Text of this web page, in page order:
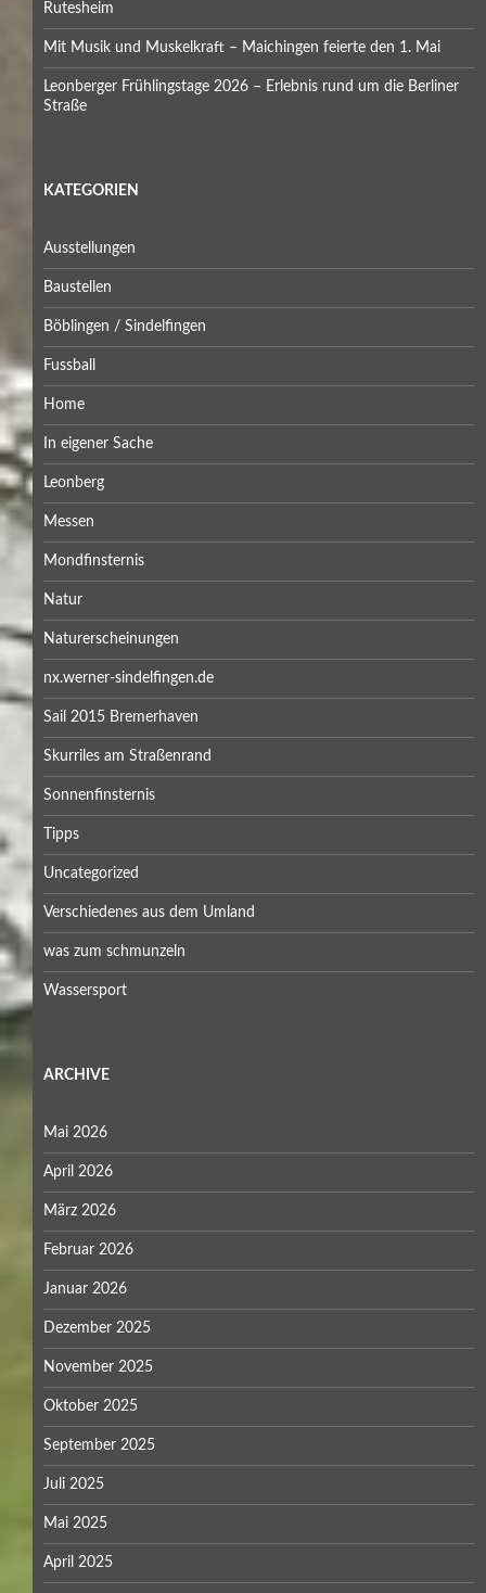
Rutesheim
Mit Musik und Muskelkraft – Maichingen feierte den 1. Mai
Leonberger Frühlingstage 2026 – Erlebnis rund um die Berliner
Straße
KATEGORIEN
Ausstellungen
Baustellen
Böblingen / Sindelfingen
Fussball
Home
In eigener Sache
Leonberg
Messen
Mondfinsternis
Natur
Naturerscheinungen
nx.werner-sindelfingen.de
Sail 2015 Bremerhaven
Skurriles am Straßenrand
Sonnenfinsternis
Tipps
Uncategorized
Verschiedenes aus dem Umland
was zum schmunzeln
Wassersport
ARCHIVE
Mai 2026
April 2026
März 2026
Februar 2026
Januar 2026
Dezember 2025
November 2025
Oktober 2025
September 2025
Juli 2025
Mai 2025
April 2025